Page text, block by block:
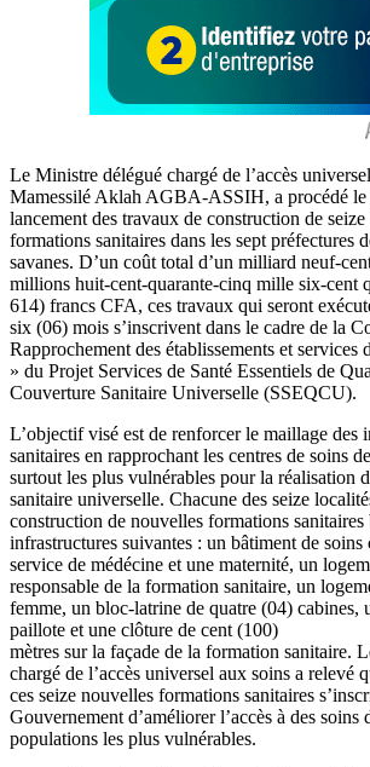
Le Ministre délégué chargé de l’accès
Mamessilé Aklah AGBA-ASSIH, a procédé le
lancement des travaux de construction de
formations sanitaires dans les sept préfectures
savanes. D’un coût total d’un milliard neuf-
millions huit-cent-quarante-cinq mille six-cent
614) francs CFA, ces travaux qui seront
six (06) mois s’inscrivent dans le cadre de la
Rapprochement des établissements et services
» du Projet Services de Santé Essentiels de
Couverture Sanitaire Universelle (SSEQCU).
L’objectif visé est de renforcer le maillage des
sanitaires en rapprochant les centres de soins
surtout les plus vulnérables pour la réalisation
sanitaire universelle. Chacune des seize
construction de nouvelles formations sanitaires
infrastructures suivantes : un bâtiment de soins
service de médécine et une maternité, un
responsable de la formation sanitaire, un
femme, un bloc-latrine de quatre (04) cabines,
paillote et une clôture de cent (100)
mètres sur la façade de la formation sanitaire.
chargé de l’accès universel aux soins a relevé
ces seize nouvelles formations sanitaires
Gouvernement d’améliorer l’accès à des soins
populations les plus vulnérables.